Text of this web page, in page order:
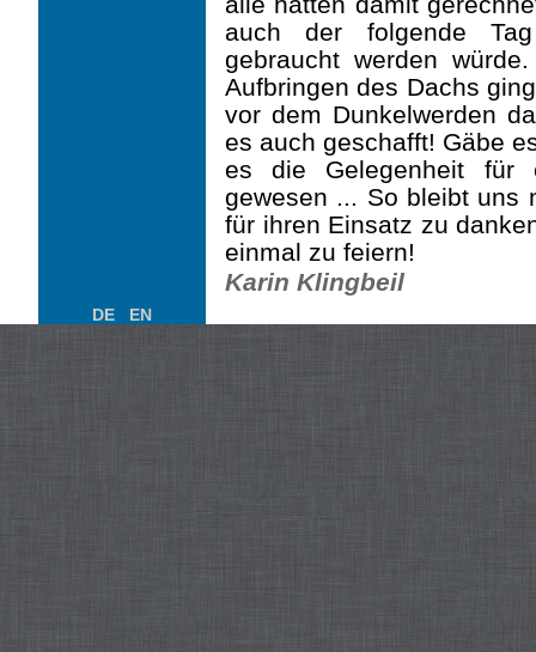
auch der folgende
gebraucht werden
Aufbringen des Dachs
vor dem Dunkelwerden
es auch ge­schafft! Gäbe
es die Gelegenheit für
gewesen ... So bleibt uns
für ihren Einsatz zu
einmal zu feiern!
Karin Klingbeil
DE EN